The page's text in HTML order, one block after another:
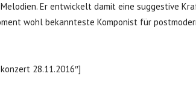
Er entwickelt damit eine suggestive
wohl bekannteste Komponist für
28.11.2016″]